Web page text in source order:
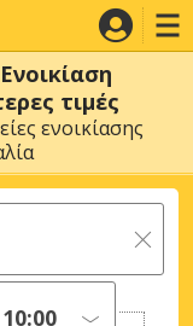
τιμές
ενοικίασης